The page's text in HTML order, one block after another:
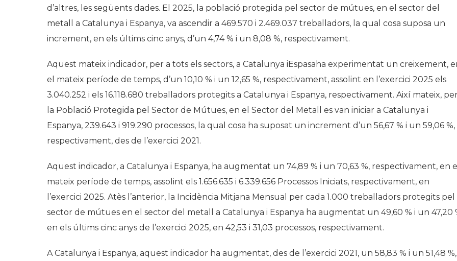
d’altres, les següents dades. El 2025, la població protegida pel sector de mútues, en el sector del
metall a Catalunya i Espanya, va ascendir a 469.570 i 2.469.037 treballadors, la qual cosa suposa un
increment, en els últims cinc anys, d’un 4,74 % i un 8,08 %, respectivament.
Aquest mateix indicador, per a tots els sectors, a Catalunya iEspasaha experimentat un creixement,
el mateix període de temps, d’un 10,10 % i un 12,65 %, respectivament, assolint en l’exercici 2025 els
3.040.252 i els 16.118.680 treballadors protegits a Catalunya i Espanya, respectivament. Així mateix,
la Població Protegida pel Sector de Mútues, en el Sector del Metall es van iniciar a Catalunya i
Espanya, 239.643 i 919.290 processos, la qual cosa ha suposat un increment d’un 56,67 % i un 59,06 %,
respectivament, des de l’exercici 2021.
Aquest indicador, a Catalunya i Espanya, ha augmentat un 74,89 % i un 70,63 %, respectivament, en el
mateix període de temps, assolint els 1.656.635 i 6.339.656 Processos Iniciats, respectivament, en
l’exercici 2025. Atès l’anterior, la Incidència Mitjana Mensual per cada 1.000 treballadors protegits pel
sector de mútues en el sector del metall a Catalunya i Espanya ha augmentat un 49,60 % i un 47,20
en els últims cinc anys de l’exercici 2025, en 42,53 i 31,03 processos, respectivament.
A Catalunya i Espanya, aquest indicador ha augmentat, des de l’exercici 2021, un 58,83 % i un 51,48 %,